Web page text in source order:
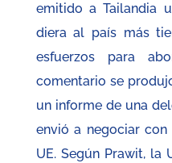
emitido a Tailandia
diera al país más
esfuerzos para
comentario se
un informe de una
envió a negociar
UE. Según Prawit, la